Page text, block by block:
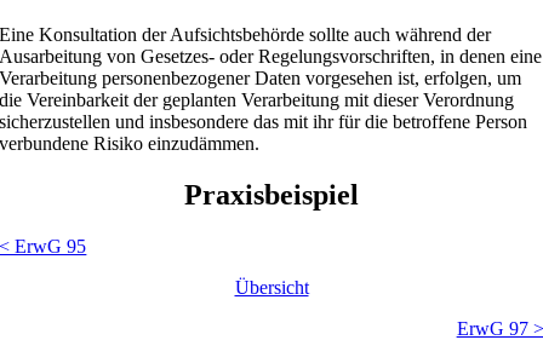
Eine Konsultation der Aufsichtsbehörde sollte auch während der
Ausarbeitung von Gesetzes- oder Regelungsvorschriften, in denen eine
Verarbeitung personenbezogener Daten vorgesehen ist, erfolgen, um
die Vereinbarkeit der geplanten Verarbeitung mit dieser Verordnung
sicherzustellen und insbesondere das mit ihr für die betroffene Person
verbundene Risiko einzudämmen.
Praxisbeispiel
< ErwG 95
Übersicht
ErwG 97 >